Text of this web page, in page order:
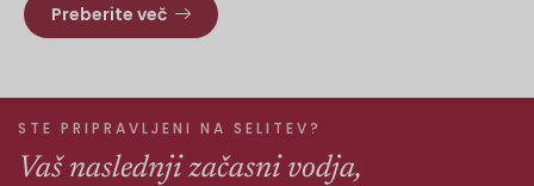
Preberite več
STE PRIPRAVLJENI NA SELITEV?
Vaš naslednji začasni vodja,